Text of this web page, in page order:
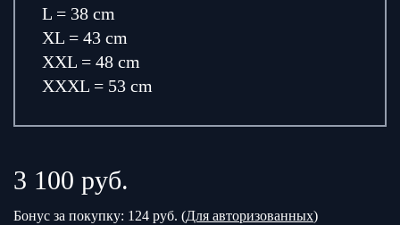
L = 38 cm
XL = 43 cm
XXL = 48 cm
XXXL = 53 cm
3 100 руб.
Бонус за покупку: 124 руб. (Для авторизованных)